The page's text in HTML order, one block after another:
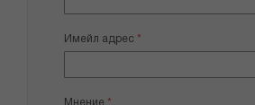
Имейл адрес
Мнение